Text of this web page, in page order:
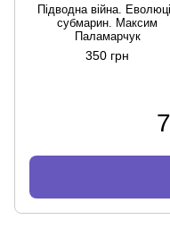
Підводна війна.
субмарин. Максим
Паламарчук
350 грн